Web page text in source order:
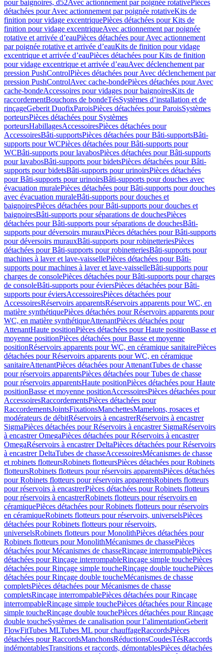
pour baignoires, d52Avec actionnement par poignée rotativePièces
détachées pour Avec actionnement par poignée rotativeKits de
finition pour vidage excentriquePièces détachées pour Kits de
finition pour vidage excentriqueAvec actionnement par poignée
rotative et arrivée d’eauPièces détachées pour Avec actionnement
par poignée rotative et arrivée d’eauKits de finition pour vidage
excentrique et arrivée d’eauPièces détachées pour Kits de finition
pour vidage excentrique et arrivée d’eauAvec déclenchement par
pression PushControlPièces détachées pour Avec déclenchement par
pression PushControlAvec cache-bondePièces détachées pour Avec
cache-bondeAccessoires pour vidages pour baignoiresKits de
raccordementBouchons de bondeTésSystèmes d’installation et de
rinçageGeberit DuofixParoisPièces détachées pour ParoisSystèmes
porteursPièces détachées pour Systèmes
porteursHabillagesAccessoiresPièces détachées pour
AccessoiresBâti-supportsPièces détachées pour Bâti-supportsBâti-
supports pour WCPièces détachées pour Bâti-supports pour
WCBâti-supports pour lavabosPièces détachées pour Bâti-supports
pour lavabosBâti-supports pour bidetsPièces détachées pour Bâti-
supports pour bidetsBâti-supports pour urinoirsPièces détachées
pour Bâti-supports pour urinoirsBâti-supports pour douches avec
évacuation muralePièces détachées pour Bâti-supports pour douches
avec évacuation muraleBâti-supports pour douches et
baignoiresPièces détachées pour Bâti-supports pour douches et
baignoiresBâti-supports pour séparations de douchesPièces
détachées pour Bâti-supports pour séparations de douchesBâti-
supports pour déversoirs murauxPièces détachées pour Bâti-supports
pour déversoirs murauxBâti-supports pour robinetteriesPièces
détachées pour Bâti-supports pour robinetteriesBâti-supports pour
machines à laver et lave-vaissellePièces détachées pour Bâti-
supports pour machines à laver et lave-vaisselleBâti-supports pour
charges de consolePièces détachées pour Bâti-supports pour charges
de consoleBâti-supports pour éviersPièces détachées pour Bâti-
supports pour éviersAccessoiresPièces détachées pour
AccessoiresRéservoirs apparentsRéservoirs apparents pour WC, en
matière synthétiquePièces détachées pour Réservoirs apparents pour
WC, en matière synthétiqueAttenantPièces détachées pour
AttenantHaute positionPièces détachées pour Haute positionBasse et
moyenne positionPièces détachées pour Basse et moyenne
positionRéservoirs apparents pour WC, en céramique sanitairePièces
détachées pour Réservoirs apparents pour WC, en céramique
sanitaireAttenantPièces détachées pour AttenantTubes de chasse
pour réservoirs apparentsPièces détachées pour Tubes de chasse
pour réservoirs apparentsHaute positionPièces détachées pour Haute
positionBasse et moyenne positionAccessoiresPièces détachées pour
AccessoiresRaccordementsPièces détachées pour
RaccordementsJointsFixationsManchettesMamelons, rosaces et
modérateurs de débitRéservoirs à encastrerRéservoirs à encastrer
SigmaPièces détachées pour Réservoirs à encastrer SigmaRéservoirs
à encastrer OmegaPièces détachées pour Réservoirs à encastrer
OmegaRéservoirs à encastrer DeltaPièces détachées pour Réservoirs
à encastrer DeltaTubes de chasseAccessoiresMécanismes de chasse
et robinets flotteursRobinets flotteursPièces détachées pour Robinets
flotteursRobinets flotteurs pour réservoirs apparentsPièces détachées
pour Robinets flotteurs pour réservoirs apparentsRobinets flotteurs
pour réservoirs à encastrerPièces détachées pour Robinets flotteurs
pour réservoirs à encastrerRobinets flotteurs pour réservoirs en
céramiquePièces détachées pour Robinets flotteurs pour réservoirs
en céramiqueRobinets flotteurs pour réservoirs, universelsPièces
détachées pour Robinets flotteurs pour réservoirs,
universelsRobinets flotteurs pour MonolithPièces détachées pour
Robinets flotteurs pour MonolithMécanismes de chassePièces
détachées pour Mécanismes de chasseRinçage interrompablePièces
détachées pour Rinçage interrompableRinçage simple touchePièces
détachées pour Rinçage simple toucheRinçage double touchePièces
détachées pour Rinçage double toucheMécanismes de chasse
completsPièces détachées pour Mécanismes de chasse
completsRinçage interrompablePièces détachées pour Rinçage
interrompableRinçage simple touchePièces détachées pour Rinçage
simple toucheRinçage double touchePièces détachées pour Rinçage
double toucheSystèmes de canalisation pour l’alimentationGeberit
FlowFitTubes MLTubes ML pour chauffageRaccordsPièces
détachées pour RaccordsManchonsRéductionsCoudesTésRaccords
indémontablesTransitions et raccords, démontablesPièces détachées